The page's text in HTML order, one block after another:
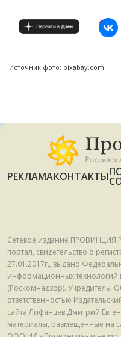
Источник фото: pixabay.com
РЕКЛАМАКОНТАКТЫ
Сетевое издание
портал, свидетельство о
27.01.2017г., выдано
информационных технологий
(Роскомнадзор). Учредитель:
ответственностью
сайта Лифанцев Дмитрий
материалы, размещенные на